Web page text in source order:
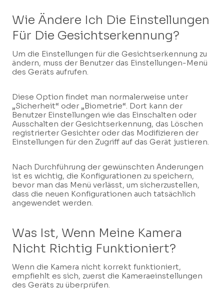
Wie Ändere Ich Die Einstellungen
Für Die Gesichtserkennung?
Um die Einstellungen für die Gesichtserkennung zu
ändern, muss der Benutzer das Einstellungen-Menü
des Geräts aufrufen.
Diese Option findet man normalerweise unter
„Sicherheit“ oder „Biometrie“. Dort kann der
Benutzer Einstellungen wie das Einschalten oder
Ausschalten der Gesichtserkennung, das Löschen
registrierter Gesichter oder das Modifizieren der
Einstellungen für den Zugriff auf das Gerät justieren.
Nach Durchführung der gewünschten Änderungen
ist es wichtig, die Konfigurationen zu speichern,
bevor man das Menü verlässt, um sicherzustellen,
dass die neuen Konfigurationen auch tatsächlich
angewendet werden.
Was Ist, Wenn Meine Kamera
Nicht Richtig Funktioniert?
Wenn die Kamera nicht korrekt funktioniert,
empfiehlt es sich, zuerst die Kameraeinstellungen
des Geräts zu überprüfen.